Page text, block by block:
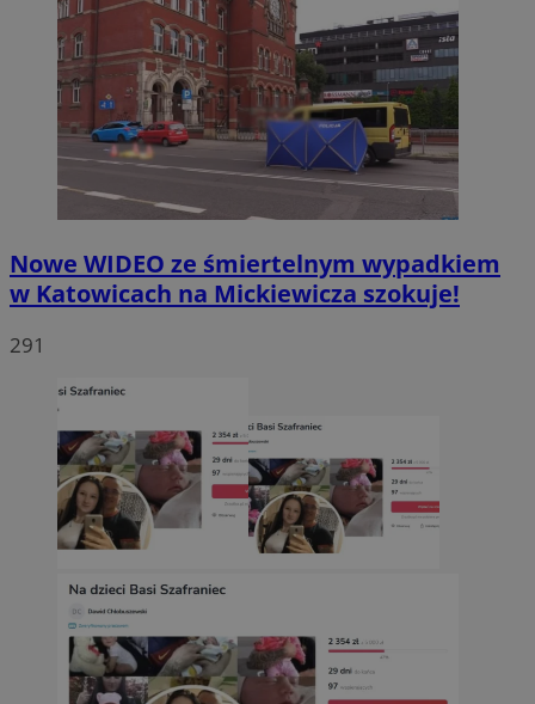
Nowe WIDEO ze śmiertelnym wypadkiem
w Katowicach na Mickiewicza szokuje!
291